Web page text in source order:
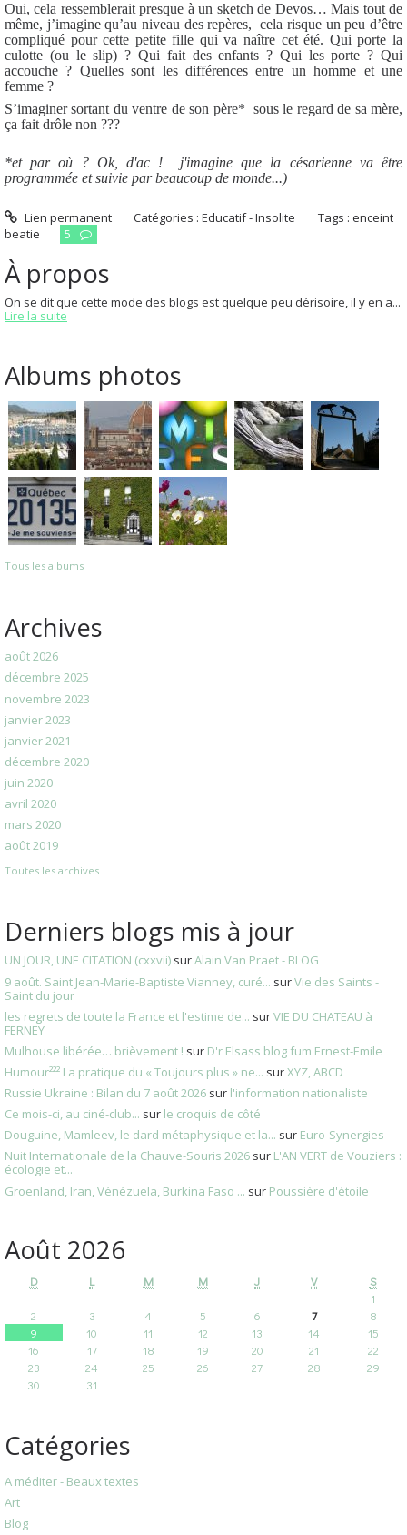
Oui, cela ressemblerait presque à un sketch de Devos… Mais tout de
même, j’imagine qu’au niveau des repères, cela risque un peu d’être
compliqué pour cette petite fille qui va naître cet été. Qui porte la
culotte (ou le slip) ? Qui fait des enfants ? Qui les porte ? Qui
accouche ? Quelles sont les différences entre un homme et une
femme ?
S’imaginer sortant du ventre de son père* sous le regard de sa mère,
ça fait drôle non ???
*et par où ? Ok, d'ac ! j'imagine que la césarienne va être
programmée et suivie par beaucoup de monde...)
Lien permanent Catégories :Educatif - Insolite Tags :enceint
beatie
5
À propos
On se dit que cette mode des blogs est quelque peu dérisoire, il y en a...
Lire la suite
Albums photos
Tous les albums
Archives
août 2026
décembre 2025
novembre 2023
janvier 2023
janvier 2021
décembre 2020
juin 2020
avril 2020
mars 2020
août 2019
Toutes les archives
Derniers blogs mis à jour
UN JOUR, UNE CITATION (cxxvii) surAlain Van Praet - BLOG
9 août. Saint Jean-Marie-Baptiste Vianney, curé... surVie des Saints -
Saint du jour
les regrets de toute la France et l'estime de... surVIE DU CHATEAU à
FERNEY
Mulhouse libérée… brièvement ! sur D'r Elsass blog fum Ernest-Emile
Humour²²² La pratique du « Toujours plus » ne... surXYZ, ABCD
Russie Ukraine : Bilan du 7 août 2026 sur l'information nationaliste
Ce mois-ci, au ciné-club... sur le croquis de côté
Douguine, Mamleev, le dard métaphysique et la... sur Euro-Synergies
Nuit Internationale de la Chauve-Souris 2026 sur L'AN VERT de Vouziers :
écologie et...
Groenland, Iran, Vénézuela, Burkina Faso ... sur Poussière d'étoile
Août 2026
D L M M J V
S
1
2
3 4 5 6 7
8
9
10 11 12 13 14
15
16
17 18 19 20 21
22
23
24 25 26 27 28
29
30
31
Catégories
A méditer - Beaux textes
Art
Blog